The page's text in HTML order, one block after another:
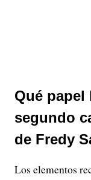
Qué papel
segundo
de Fredy
Los elementos